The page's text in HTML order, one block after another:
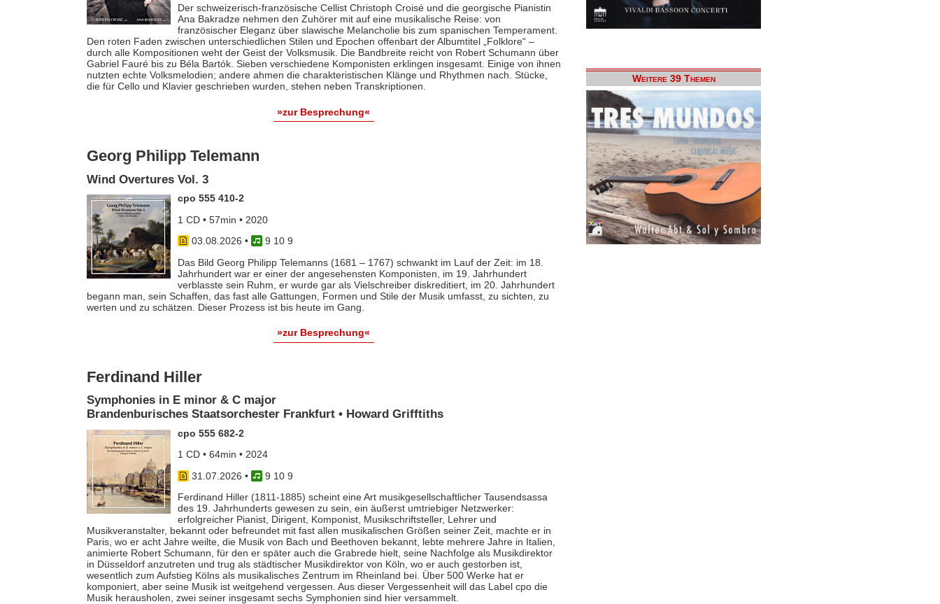
Der schweizerisch-französische Cellist Christoph Croisé und die georgische Pianistin
Ana Bakradze nehmen den Zuhörer mit auf eine musikalische Reise: von
französischer Eleganz über slawische Melancholie bis zum spanischen Temperament.
Den roten Faden zwischen unterschiedlichen Stilen und Epochen offenbart der Albumtitel „Folklore“ –
durch alle Kompositionen weht der Geist der Volksmusik. Die Bandbreite reicht von Robert Schumann über
Gabriel Fauré bis zu Béla Bartók. Sieben verschiedene Komponisten erklingen insgesamt. Einige von ihnen
nutzten echte Volksmelodien; andere ahmen die charakteristischen Klänge und Rhythmen nach. Stücke,
die für Cello und Klavier geschrieben wurden, stehen neben Transkriptionen.
»zur Besprechung«
Georg Philipp Telemann
Wind Overtures Vol. 3
cpo 555 410-2
1 CD • 57min • 2020
03.08.2026 •
9 10 9
Das Bild Georg Philipp Telemanns (1681 – 1767) schwankt im Lauf der Zeit: im 18.
Jahrhundert war er einer der angesehensten Komponisten, im 19. Jahrhundert
verblasste sein Ruhm, er wurde gar als Vielschreiber diskreditiert, im 20. Jahrhundert
begann man, sein Schaffen, das fast alle Gattungen, Formen und Stile der Musik umfasst, zu sichten, zu
werten und zu schätzen. Dieser Prozess ist bis heute im Gang.
»zur Besprechung«
Ferdinand Hiller
Symphonies in E minor & C major
Brandenburisches Staatsorchester Frankfurt • Howard Grifftiths
cpo 555 682-2
1 CD • 64min • 2024
31.07.2026 •
9 10 9
Ferdinand Hiller (1811-1885) scheint eine Art musikgesellschaftlicher Tausendsassa
des 19. Jahrhunderts gewesen zu sein, ein äußerst umtriebiger Netzwerker:
erfolgreicher Pianist, Dirigent, Komponist, Musikschriftsteller, Lehrer und
Musikveranstalter, bekannt oder befreundet mit fast allen musikalischen Größen seiner Zeit, machte er in
Paris, wo er acht Jahre weilte, die Musik von Bach und Beethoven bekannt, lebte mehrere Jahre in Italien,
animierte Robert Schumann, für den er später auch die Grabrede hielt, seine Nachfolge als Musikdirektor
in Düsseldorf anzutreten und trug als städtischer Musikdirektor von Köln, wo er auch gestorben ist,
wesentlich zum Aufstieg Kölns als musikalisches Zentrum im Rheinland bei. Über 500 Werke hat er
komponiert, aber seine Musik ist weitgehend vergessen. Aus dieser Vergessenheit will das Label cpo die
Musik herausholen, zwei seiner insgesamt sechs Symphonien sind hier versammelt.
Weitere 39 Themen